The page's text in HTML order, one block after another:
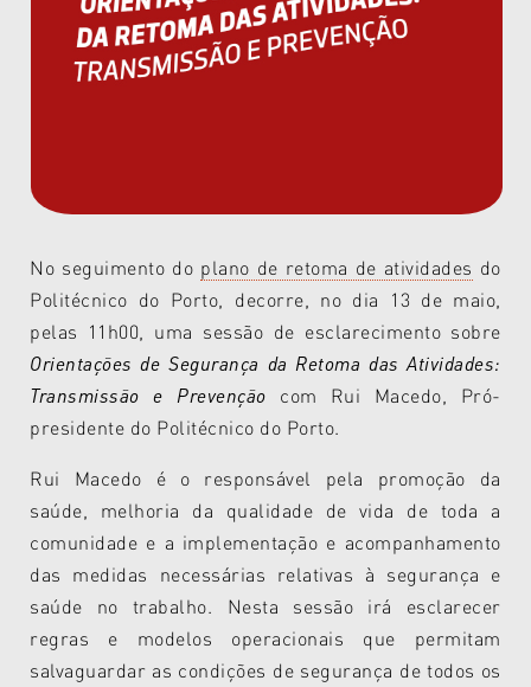
No seguimento do plano de retoma de atividades do
Politécnico do Porto, decorre, no dia 13 de maio,
pelas 11h00, uma sessão de esclarecimento sobre
Orientações de Segurança da Retoma das Atividades:
Transmissão e Prevenção com Rui Macedo, Pró-
presidente do Politécnico do Porto.
Rui Macedo é o responsável pela promoção da
saúde, melhoria da qualidade de vida de toda a
comunidade e a implementação e acompanhamento
das medidas necessárias relativas à segurança e
saúde no trabalho. Nesta sessão irá esclarecer
regras e modelos operacionais que permitam
salvaguardar as condições de segurança de todos os